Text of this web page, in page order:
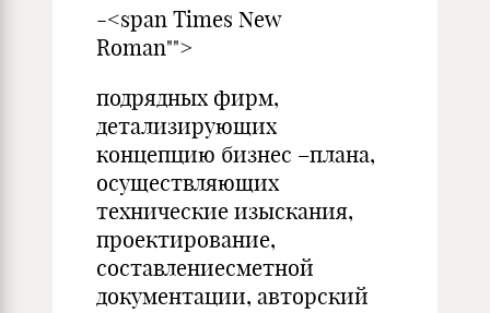
-<span Times New
Roman"">
подрядных фирм,
детализирующих
концепцию бизнес –плана,
осуществляющих
технические изыскания,
проектирование,
составлениесметной
документации, авторский